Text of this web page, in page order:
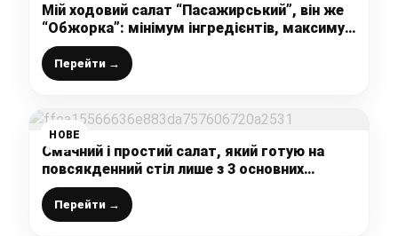
Мій ходовий салат “Пасажирський”, він же
“Обжорка”: мінімум інгредієнтів, максимум
смаку, готую часто на свято і не тільки
Перейти →
НОВЕ
Смачний і простий салат, який готую на
повсякденний стіл лише з 3 основних
інгредієнтів: ділюся швидким і легким
рецептом
Перейти →